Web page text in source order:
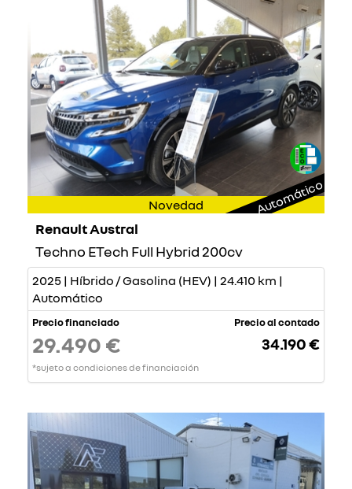
Novedad Automático
Renault Austral
Techno ETech Full Hybrid 200cv
2025 | Híbrido / Gasolina (HEV) | 24.410 km |
Automático
Precio financiado
29.490 €
*sujeto a condiciones de financiación
Precio al contado
34.190 €